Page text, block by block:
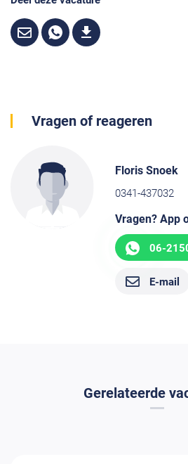
Vragen of reageren
Floris Snoek
0341-437032
Vragen? App
06-
E-mail
Gerelateerde